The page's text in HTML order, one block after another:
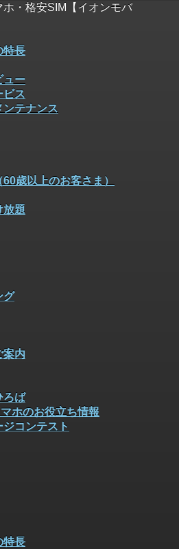
・格安SIM【イオンモバ
特長
ュー
ビス
テナンス
歳以上のお客さま）
放題
グ
案内
ろば
ホのお役立ち情報
コンテスト
特長